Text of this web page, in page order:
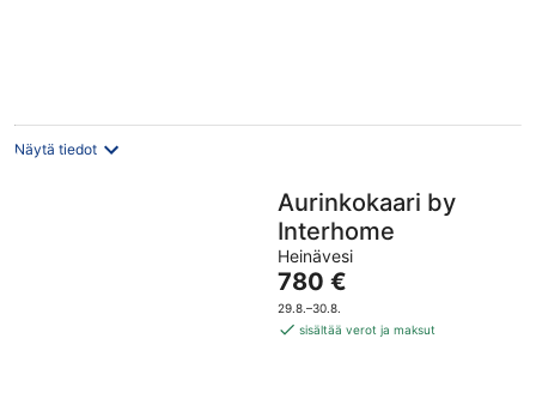
Näytä tiedot
Aurinkokaari by
Interhome
Heinävesi
Hinta
on
780 €
780 €
29.8.–30.8.
sisältää verot ja maksut